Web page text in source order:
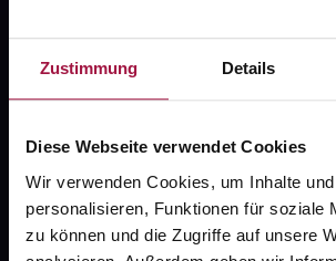
Zustimmung Details
Diese Webseite verwendet Cookies
Wir verwenden Cookies, um Inhalte
personalisieren, Funktionen für soziale
zu können und die Zugriffe auf unsere
Datenschutz
AGB
Impressum